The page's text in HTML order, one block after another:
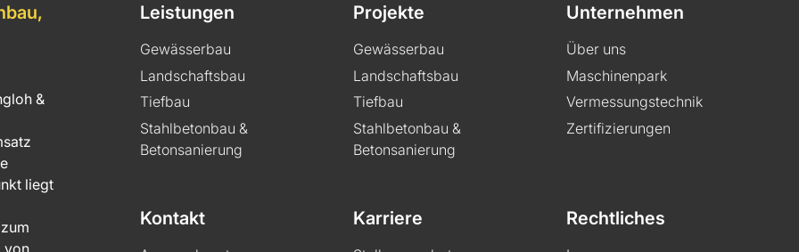
&
liegt
Leistungen
Gewässerbau
Landschaftsbau
Tiefbau
Stahlbetonbau &
Betonsanierung
Projekte
Gewässerbau
Landschaftsbau
Tiefbau
Stahlbetonbau &
Betonsanierung
Unternehmen
Über uns
Maschinenpark
Vermessungstechnik
Zertifizierungen
Kontakt Karriere Rechtliches